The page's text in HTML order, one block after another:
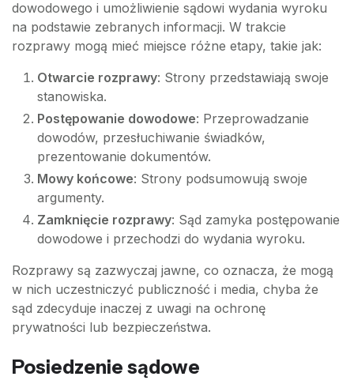
dowodowego i umożliwienie sądowi wydania wyroku
na podstawie zebranych informacji. W trakcie
rozprawy mogą mieć miejsce różne etapy, takie jak:
Otwarcie rozprawy: Strony przedstawiają swoje
stanowiska.
Postępowanie dowodowe: Przeprowadzanie
dowodów, przesłuchiwanie świadków,
prezentowanie dokumentów.
Mowy końcowe: Strony podsumowują swoje
argumenty.
Zamknięcie rozprawy: Sąd zamyka postępowanie
dowodowe i przechodzi do wydania wyroku.
Rozprawy są zazwyczaj jawne, co oznacza, że mogą
w nich uczestniczyć publiczność i media, chyba że
sąd zdecyduje inaczej z uwagi na ochronę
prywatności lub bezpieczeństwa.
Posiedzenie sądowe